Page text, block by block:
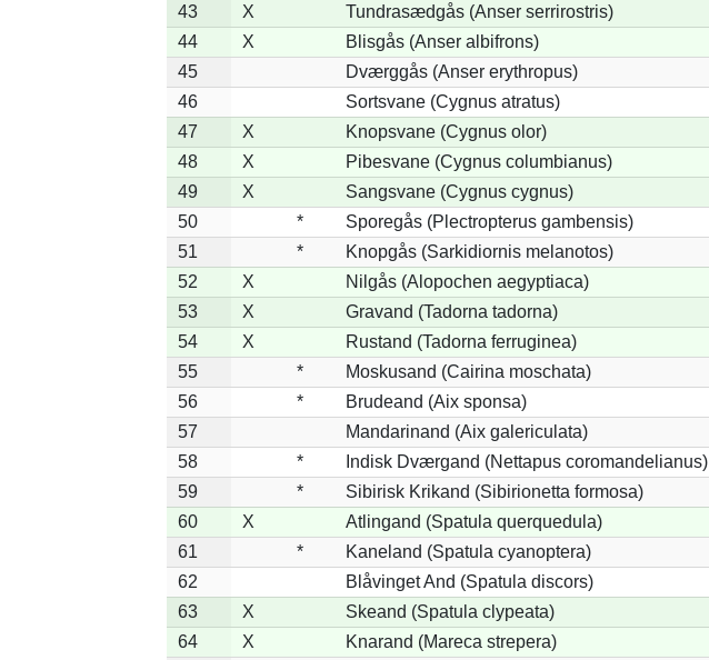
43
X
Tundrasædgås (Anser serrirostris)
44
X
Blisgås (Anser albifrons)
45
Dværggås (Anser erythropus)
46
Sortsvane (Cygnus atratus)
47
X
Knopsvane (Cygnus olor)
48
X
Pibesvane (Cygnus columbianus)
49
X
Sangsvane (Cygnus cygnus)
50
*
Sporegås (Plectropterus gambensis)
51
*
Knopgås (Sarkidiornis melanotos)
52
X
Nilgås (Alopochen aegyptiaca)
53
X
Gravand (Tadorna tadorna)
54
X
Rustand (Tadorna ferruginea)
55
*
Moskusand (Cairina moschata)
56
*
Brudeand (Aix sponsa)
57
Mandarinand (Aix galericulata)
58
*
Indisk Dværgand (Nettapus coromandelianus)
59
*
Sibirisk Krikand (Sibirionetta formosa)
60
X
Atlingand (Spatula querquedula)
61
*
Kaneland (Spatula cyanoptera)
62
Blåvinget And (Spatula discors)
63
X
Skeand (Spatula clypeata)
64
X
Knarand (Mareca strepera)